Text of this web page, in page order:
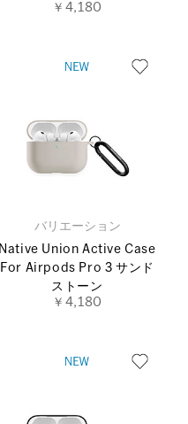
￥4,180
バリエーション
Native Union Active Case
For Airpods Pro 3 サンド
ストーン
￥4,180